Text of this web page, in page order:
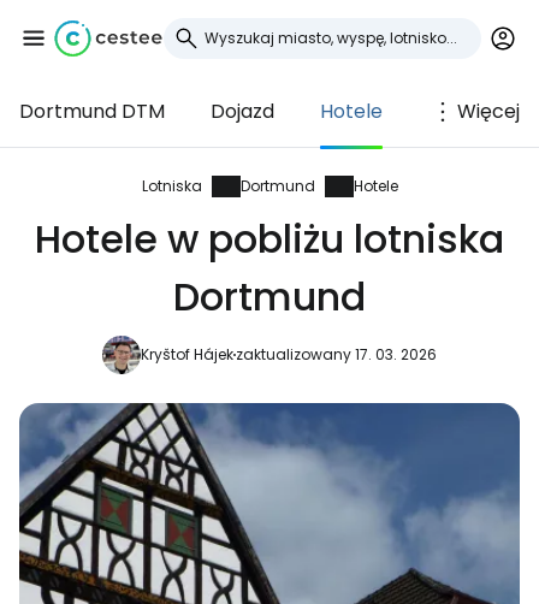
Dortmund DTM Dojazd Hotele Więcej
Lotniska Dortmund Hotele
Hotele w pobliżu lotniska
Dortmund
Kryštof Hájekzaktualizowany 17. 03. 2026
Zaloguj się do
Cestee
... światowej społeczności podróżniczej
Kontynuuj z Facebookiem
Kontynuuj z e-mailem